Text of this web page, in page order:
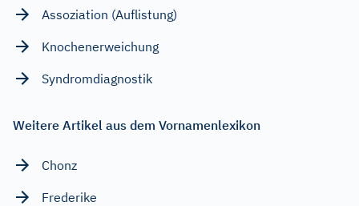
Assoziation (Auflistung)
Knochenerweichung
Syndromdiagnostik
Weitere Artikel aus dem Vornamenlexikon
Chonz
Frederike